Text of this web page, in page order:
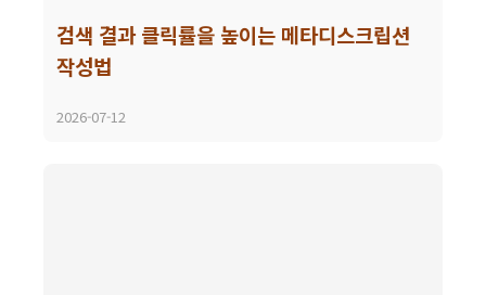
검색 결과 클릭률을 높이는 메타디스크립션
작성법
2026-07-12